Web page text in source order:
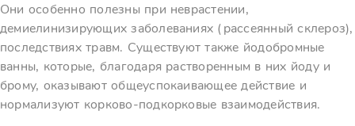
Они особенно полезны при неврастении,
демиелинизирующих заболеваниях (рассеянный склероз),
последствиях травм. Существуют также йодобромные
ванны, которые, благодаря растворенным в них йоду и
брому, оказывают общеуспокаивающее действие и
нормализуют корково-подкорковые взаимодействия.